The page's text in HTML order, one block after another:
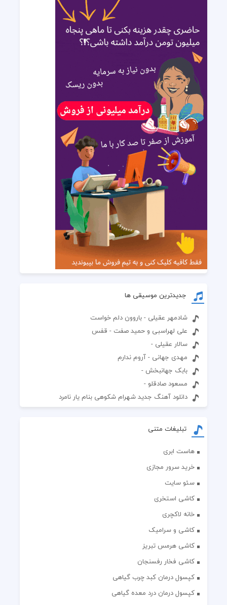
جدیدترین موسیقی ها
شادمهر عقیلی - باروون دلم خواست
علی لهراسبی و حمید صفت - قفس
سالار عقیلی -
مهدی جهانی - آروم ندارم
بابک جهانبخش -
مسعود صادقلو -
دانلود آهنگ جدید شهرام شکوهی بنام یار نامرد
تبلیغات متنی
هاست ابری
خرید سرور مجازی
سئو سایت
کاشی استخری
خانه لاکچری
کاشی و سرامیک
کاشی هرمس تبریز
کاشی فخار رفسنجان
کپسول درمان کبد چرب گیاهی
کپسول درمان درد معده گیاهی